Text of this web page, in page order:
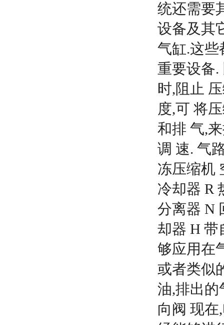
统还需要
设备及其
气缸.这些
重要设备.
时,阻止
度,可 将
和排 气,
调 速. 气
冻压缩机
冷却器 R
分离器 N
却器 H 带
够应用在
或者类似
油,排出的
向阀 现在